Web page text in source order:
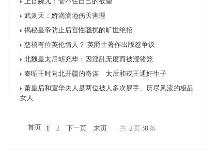
武则天：娇滴滴地伤天害理
揭秘皇帝防止后宫性骚扰的旷世绝招
慈禧有位英伦情人？ 英爵士著作出版惹争议
北魏皇太后胡充华：因淫乱无度而被浸猪笼
秦昭王时向北开疆的奇谋 太后和戎王通奸生子
萧皇后和宣华夫人是两位被人多次易手、历尽风流的极品
女人
首页 1 2 下一页 末页 共 2 页 38 条